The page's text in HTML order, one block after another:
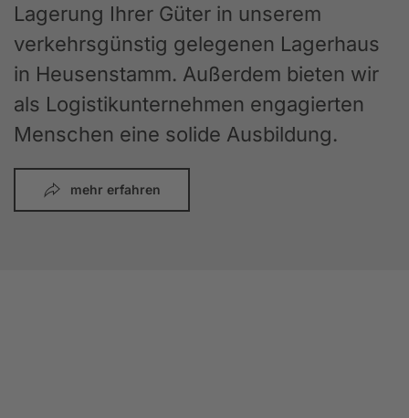
Lagerung Ihrer Güter in unserem
verkehrsgünstig gelegenen Lagerhaus
in Heusenstamm. Außerdem bieten wir
als Logistikunternehmen engagierten
Menschen eine solide Ausbildung.
mehr erfahren